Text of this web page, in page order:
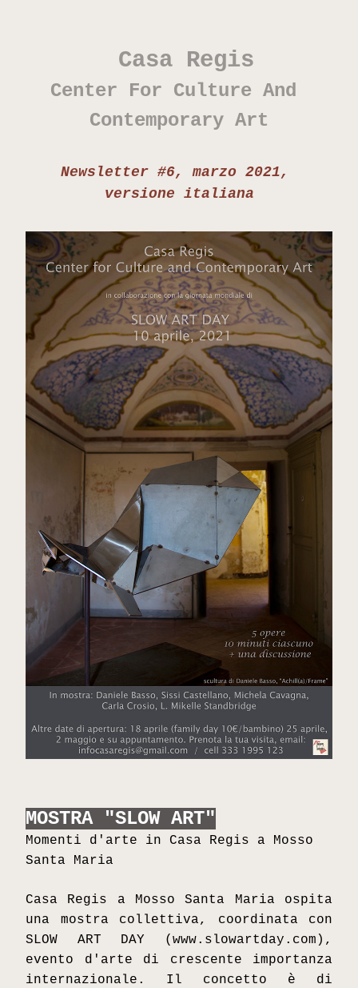
Casa Regis
Center For Culture And
Contemporary Art
Newsletter #6, marzo 2021,
versione italiana
MOSTRA "SLOW ART"
Momenti d'arte in Casa Regis a Mosso
Santa Maria
Casa Regis a Mosso Santa Maria ospita
una mostra collettiva, coordinata con
SLOW ART DAY (www.slowartday.com),
evento d'arte di crescente importanza
internazionale. Il concetto è di